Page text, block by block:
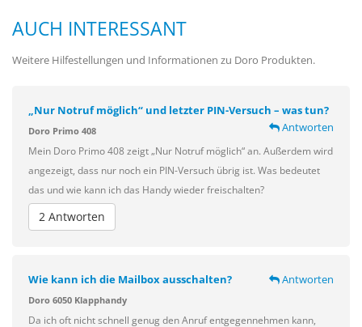
AUCH INTERESSANT
Weitere Hilfestellungen und Informationen zu Doro Produkten.
„Nur Notruf möglich“ und letzter PIN-Versuch – was tun?
Antworten
Doro Primo 408
Mein Doro Primo 408 zeigt „Nur Notruf möglich“ an. Außerdem wird
angezeigt, dass nur noch ein PIN-Versuch übrig ist. Was bedeutet
das und wie kann ich das Handy wieder freischalten?
2 Antworten
Wie kann ich die Mailbox ausschalten? Antworten
Doro 6050 Klapphandy
Da ich oft nicht schnell genug den Anruf entgegennehmen kann,